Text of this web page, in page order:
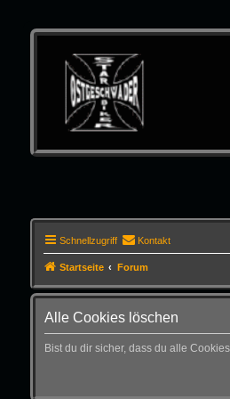
Schnellzugriff Kontakt
Startseite Forum
Alle Cookies löschen
Bist du dir sicher, dass du alle